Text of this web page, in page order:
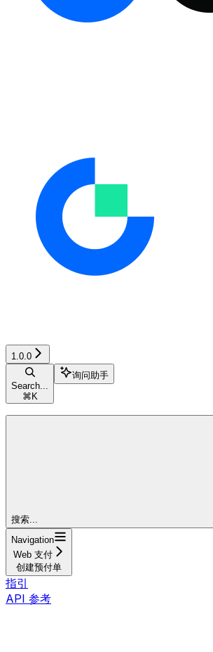
1.0.0
Search...
⌘ K
询问助手
搜索...
Navigation
Web 支付
创建预付单
指引
API 参考